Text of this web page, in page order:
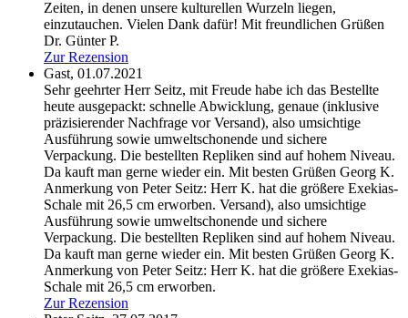
Zeiten, in denen unsere kulturellen Wurzeln liegen,
einzutauchen. Vielen Dank dafür! Mit freundlichen Grüßen
Dr. Günter P.
Zur Rezension
Gast, 01.07.2021
Sehr geehrter Herr Seitz, mit Freude habe ich das Bestellte
heute ausgepackt: schnelle Abwicklung, genaue (inklusive
präzisierender Nachfrage vor Versand), also umsichtige
Ausführung sowie umweltschonende und sichere
Verpackung. Die bestellten Repliken sind auf hohem Niveau.
Da kauft man gerne wieder ein. Mit besten Grüßen Georg K.
Anmerkung von Peter Seitz: Herr K. hat die größere Exekias-
Schale mit 26,5 cm erworben. Versand), also umsichtige
Ausführung sowie umweltschonende und sichere
Verpackung. Die bestellten Repliken sind auf hohem Niveau.
Da kauft man gerne wieder ein. Mit besten Grüßen Georg K.
Anmerkung von Peter Seitz: Herr K. hat die größere Exekias-
Schale mit 26,5 cm erworben.
Zur Rezension